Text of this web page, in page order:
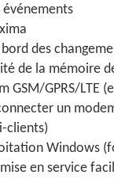
événements
des
de la mémoire
GSM/GPRS/LTE
un
clients)
Windows
en service